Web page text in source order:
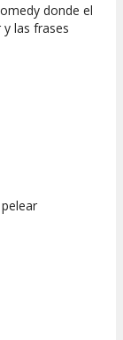
donde el
las frases